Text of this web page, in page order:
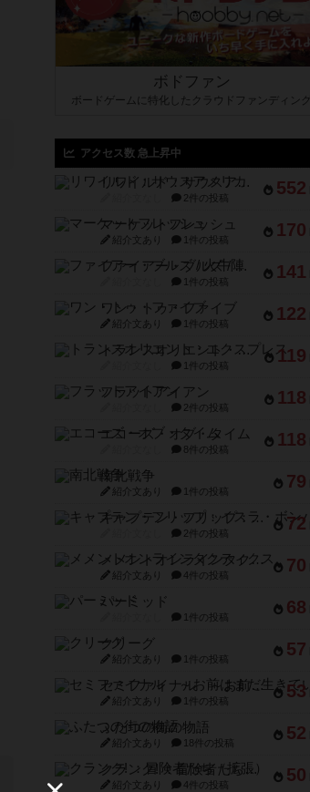
ボドファン
ボードゲームに特化したクラウドファンディング
アクセス数 急上昇中
552
リワイルド：サウスアメリカ
2件の投稿
170
マーケットフレッシュ
紹介文あり 1件の投稿
141
ファイアー・ブルズ / 火牛陣
1件の投稿
122
ワン・トゥ・ファイブ
紹介文あり 1件の投稿
119
トランスオリエント・エクスプレス
1件の投稿
118
フラットアイアン
2件の投稿
118
エコーズ・オブ・タイム
8件の投稿
79
南北戦争
紹介文あり 1件の投稿
72
キャプテン・フリップ：イスラ・ボンバ
2件の投稿
70
メメントオンラインタクティクス
紹介文あり 4件の投稿
68
パーミッド
1件の投稿
57
クリーグ
紹介文あり 1件の投稿
53
セミファイナル ～お前はまだ生きている～
紹介文あり 1件の投稿
52
ふたつの街の物語
紹介文あり 18件の投稿
50
クランク! ：冒険者たち（拡張）
紹介文あり 4件の投稿